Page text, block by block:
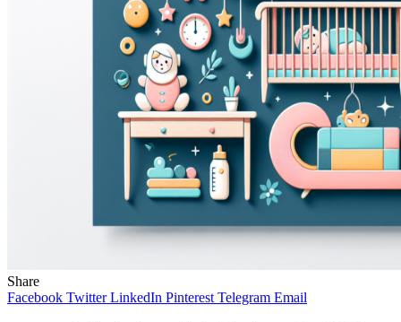
Share
Facebook Twitter LinkedIn Pinterest Telegram Email